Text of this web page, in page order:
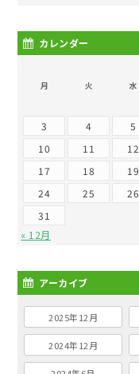
カレンダー
月 火 水
3
4 5
10
11 12
17
18 19
24
25 26
31
« 12月
アーカイブ
2025年12月
2024年12月